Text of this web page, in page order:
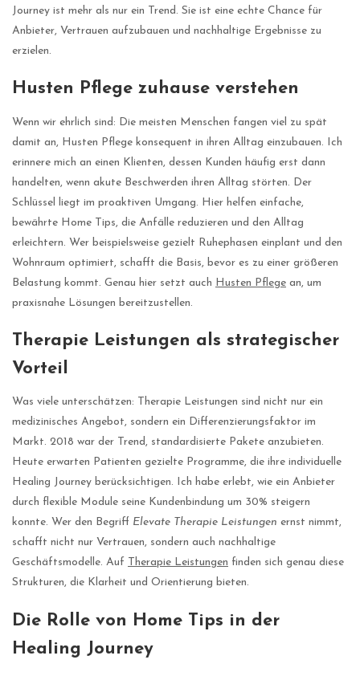
Journey ist mehr als nur ein Trend. Sie ist eine echte Chance für
Anbieter, Vertrauen aufzubauen und nachhaltige Ergebnisse zu
erzielen.
Husten Pflege zuhause verstehen
Wenn wir ehrlich sind: Die meisten Menschen fangen viel zu spät
damit an, Husten Pflege konsequent in ihren Alltag einzubauen. Ich
erinnere mich an einen Klienten, dessen Kunden häufig erst dann
handelten, wenn akute Beschwerden ihren Alltag störten. Der
Schlüssel liegt im proaktiven Umgang. Hier helfen einfache,
bewährte Home Tips, die Anfälle reduzieren und den Alltag
erleichtern. Wer beispielsweise gezielt Ruhephasen einplant und den
Wohnraum optimiert, schafft die Basis, bevor es zu einer größeren
Belastung kommt. Genau hier setzt auch Husten Pflege an, um
praxisnahe Lösungen bereitzustellen.
Therapie Leistungen als strategischer
Vorteil
Was viele unterschätzen: Therapie Leistungen sind nicht nur ein
medizinisches Angebot, sondern ein Differenzierungsfaktor im
Markt. 2018 war der Trend, standardisierte Pakete anzubieten.
Heute erwarten Patienten gezielte Programme, die ihre individuelle
Healing Journey berücksichtigen. Ich habe erlebt, wie ein Anbieter
durch flexible Module seine Kundenbindung um 30% steigern
konnte. Wer den Begriff Elevate Therapie Leistungen ernst nimmt,
schafft nicht nur Vertrauen, sondern auch nachhaltige
Geschäftsmodelle. Auf Therapie Leistungen finden sich genau diese
Strukturen, die Klarheit und Orientierung bieten.
Die Rolle von Home Tips in der
Healing Journey